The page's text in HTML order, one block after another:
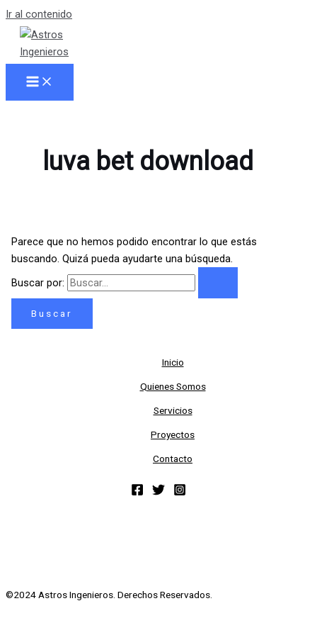
Ir al contenido
luva bet download
Parece que no hemos podido encontrar lo que estás
buscando. Quizá pueda ayudarte una búsqueda.
Buscar por:
Inicio
Quienes Somos
Servicios
Proyectos
Contacto
©2024 Astros Ingenieros. Derechos Reservados.